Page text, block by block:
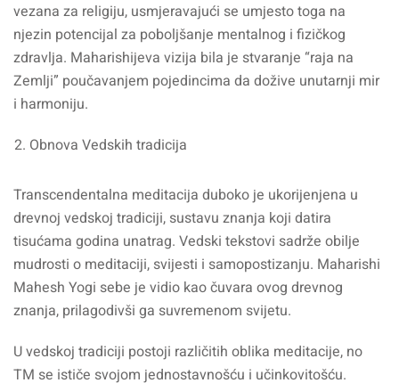
vezana za religiju, usmjeravajući se umjesto toga na
njezin potencijal za poboljšanje mentalnog i fizičkog
zdravlja. Maharishijeva vizija bila je stvaranje “raja na
Zemlji” poučavanjem pojedincima da dožive unutarnji mir
i harmoniju.
Obnova Vedskih tradicija
Transcendentalna meditacija duboko je ukorijenjena u
drevnoj vedskoj tradiciji, sustavu znanja koji datira
tisućama godina unatrag. Vedski tekstovi sadrže obilje
mudrosti o meditaciji, svijesti i samopostizanju. Maharishi
Mahesh Yogi sebe je vidio kao čuvara ovog drevnog
znanja, prilagodivši ga suvremenom svijetu.
U vedskoj tradiciji postoji različitih oblika meditacije, no
TM se ističe svojom jednostavnošću i učinkovitošću.